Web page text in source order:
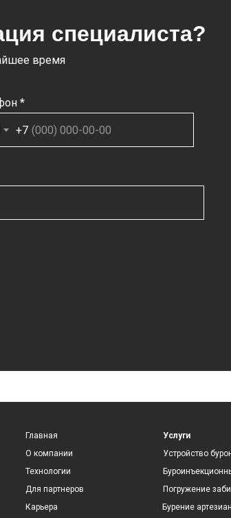
специалиста?
время
*
+7
Главная
О компании
Технологии
Для партнеров
Карьера
Услуги
Устройство
Погружение
Бурение